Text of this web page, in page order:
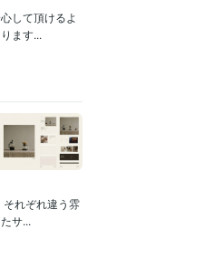
して頂けるよ
ます...
れぞれ違う雰
サ...